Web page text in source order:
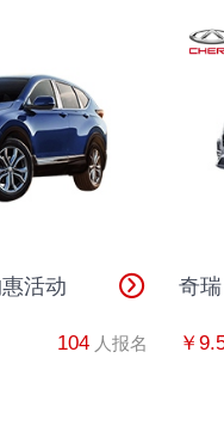
182*****2624
活动
104 人报名
奇
￥